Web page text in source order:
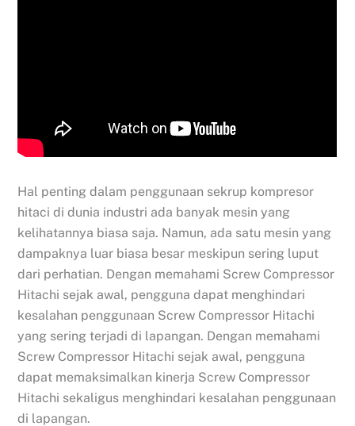
Hal penting dalam penggunaan sekrup kompresor
hitaci di dunia industri ada banyak mesin yang
kelihatannya biasa saja. Namun, ada satu mesin yang
dampaknya luar biasa besar meskipun sering luput
dari perhatian. Dengan memahami Screw Compressor
Hitachi sejak awal, pengguna dapat menghindari
kesalahan penggunaan Screw Compressor Hitachi
yang sering terjadi di lapangan. Dengan memahami
Screw Compressor Hitachi sejak awal, pengguna
dapat memaksimalkan kinerja Screw Compressor
Hitachi sekaligus menghindari kesalahan penggunaan
di lapangan.